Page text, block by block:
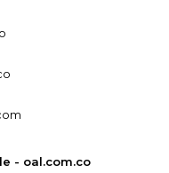
- oal.com.co